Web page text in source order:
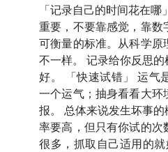
每个人都会长成自己要
聚成塔、春天到来
86:18 我不追求成功，只追求
90:58自由生长还是细致规
答案
「记录自己的时间花在
重要，不要靠感觉，靠数
可衡量的标准。从科学原
不一样。 记录给你反思
好。 「快速试错」 运气
一个运气；抽身看看大环
报。 总体来说发生坏事
率要高，但只有你试的次
很多，抓取自己适用的